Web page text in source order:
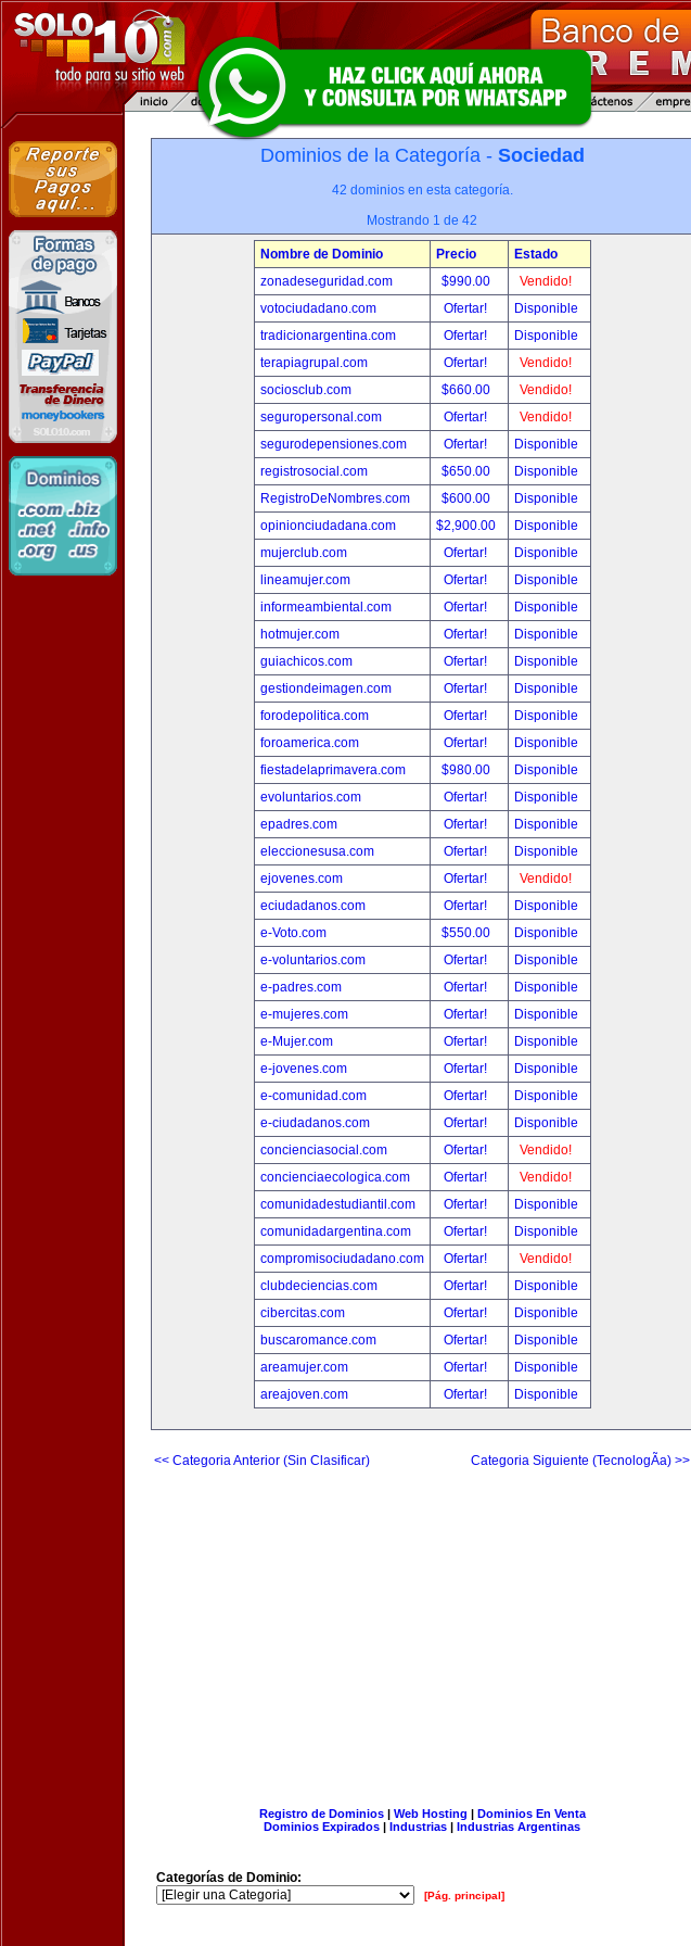
Dominios de la Categoría - Sociedad
42 dominios en esta categoría.
Mostrando 1 de 42
Nombre de Dominio Precio
Estado
zonadeseguridad.com
$990.00
Vendido!
votociudadano.com
Ofertar!
Disponible
tradicionargentina.com
Ofertar!
Disponible
terapiagrupal.com
Ofertar!
Vendido!
sociosclub.com
$660.00
Vendido!
seguropersonal.com
Ofertar!
Vendido!
segurodepensiones.com
Ofertar!
Disponible
registrosocial.com
$650.00
Disponible
RegistroDeNombres.com
$600.00
Disponible
opinionciudadana.com
$2,900.00
Disponible
mujerclub.com
Ofertar!
Disponible
lineamujer.com
Ofertar!
Disponible
informeambiental.com
Ofertar!
Disponible
hotmujer.com
Ofertar!
Disponible
guiachicos.com
Ofertar!
Disponible
gestiondeimagen.com
Ofertar!
Disponible
forodepolitica.com
Ofertar!
Disponible
foroamerica.com
Ofertar!
Disponible
fiestadelaprimavera.com
$980.00
Disponible
evoluntarios.com
Ofertar!
Disponible
epadres.com
Ofertar!
Disponible
eleccionesusa.com
Ofertar!
Disponible
ejovenes.com
Ofertar!
Vendido!
eciudadanos.com
Ofertar!
Disponible
e-Voto.com
$550.00
Disponible
e-voluntarios.com
Ofertar!
Disponible
e-padres.com
Ofertar!
Disponible
e-mujeres.com
Ofertar!
Disponible
e-Mujer.com
Ofertar!
Disponible
e-jovenes.com
Ofertar!
Disponible
e-comunidad.com
Ofertar!
Disponible
e-ciudadanos.com
Ofertar!
Disponible
concienciasocial.com
Ofertar!
Vendido!
concienciaecologica.com
Ofertar!
Vendido!
comunidadestudiantil.com
Ofertar!
Disponible
comunidadargentina.com
Ofertar!
Disponible
compromisociudadano.com
Ofertar!
Vendido!
clubdeciencias.com
Ofertar!
Disponible
cibercitas.com
Ofertar!
Disponible
buscaromance.com
Ofertar!
Disponible
areamujer.com
Ofertar!
Disponible
areajoven.com
Ofertar! Disponible
<< Categoria Anterior (Sin Clasificar) Categoria Siguiente (TecnologÃ­a) >>
Registro de Dominios| Web Hosting | Dominios En Venta
Dominios Expirados | Industrias | Industrias Argentinas
Categorías de Dominio:
[Pág. principal]